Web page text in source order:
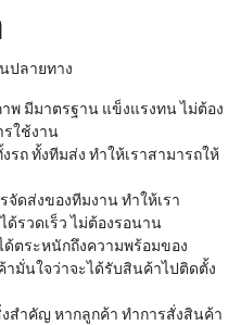
ปลายทาง
มีมาตรฐาน แข็งแรงทน ไม่ต้อง
รใช้งาน
รถ ทั้งทีมส่ง ทำให้เราสามารถให้
ดส่งของทีมงาน ทำให้เรา
รวดเร็ว ไม่ต้องรอนาน
ด้ตระหนักถึงความพร้อมของ
ามั่นใจว่าจะได้รับสินค้าไปติดตั้ง
งสำคัญ หากลูกค้า ทำการสั่งสินค้า